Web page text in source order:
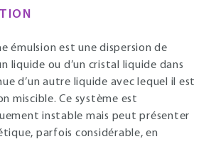
émulsion est une dispersion de
liquide ou d’un cristal liquide dans
d’un autre liquide avec lequel il est
miscible. Ce système est
instable mais peut présenter
parfois considérable, en